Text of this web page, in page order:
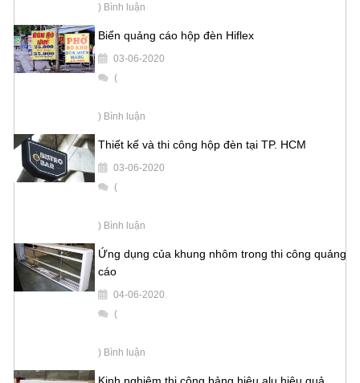
) Bình luận
Biển quảng cáo hộp đèn Hiflex
03-06-2020
(
) Bình luận
Thiết kế và thi công hộp đèn tại TP. HCM
03-06-2020
(
) Bình luận
Ứng dụng của khung nhôm trong thi công quảng
cáo
04-06-2020
(
) Bình luận